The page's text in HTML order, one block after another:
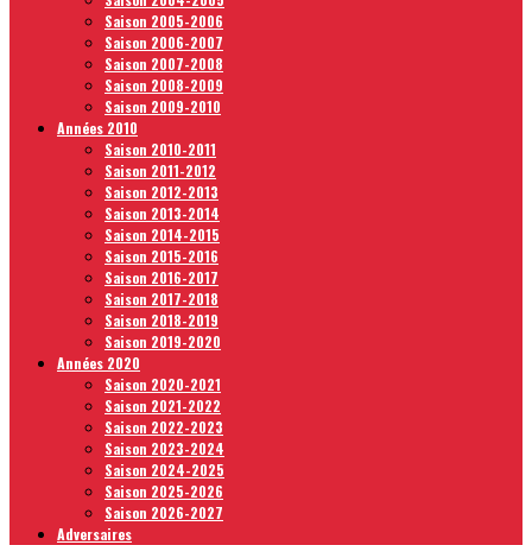
Saison 2005-2006
Saison 2006-2007
Saison 2007-2008
Saison 2008-2009
Saison 2009-2010
Années 2010
Saison 2010-2011
Saison 2011-2012
Saison 2012-2013
Saison 2013-2014
Saison 2014-2015
Saison 2015-2016
Saison 2016-2017
Saison 2017-2018
Saison 2018-2019
Saison 2019-2020
Années 2020
Saison 2020-2021
Saison 2021-2022
Saison 2022-2023
Saison 2023-2024
Saison 2024-2025
Saison 2025-2026
Saison 2026-2027
Adversaires